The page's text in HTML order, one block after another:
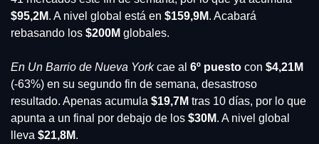
$95,2M. A nivel global está en $159,9M. Acabará
rebasando los $200M globales.
En Un Barrio de Nueva York cae al 6º puesto con
(-63%) en su segundo fin de semana, desastroso
resultado. Apenas acumula $19,7M tras 10 días, por lo que
apunta a un final por debajo de los $30M. A nivel global
lleva $21,8M.